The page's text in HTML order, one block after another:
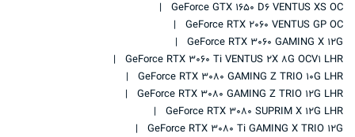
GeForce GTX 1650 D6 VENTUS XS OC
GeForce RTX 2060 VENTUS GP OC
GeForce RTX 3060 GAMING X 12G
GeForce RTX 3060 Ti VENTUS 2X 8G OCV1 LHR
GeForce RTX 3080 GAMING Z TRIO 10G LHR
GeForce RTX 3080 GAMING Z TRIO 12G LHR
GeForce RTX 3080 SUPRIM X 12G LHR
GeForce RTX 3080 Ti GAMING X TRIO 12G